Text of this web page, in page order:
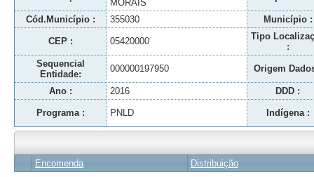
MORAIS
Cód.Município : 355030 Município :
CEP : 05420000
Tipo
:
Sequencial
Entidade:
000000197950 Origem
Ano : 2016 DDD :
Programa : PNLD Indígena :
Encomenda Distribuição